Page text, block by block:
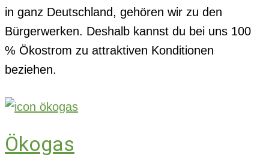
in ganz Deutschland, gehören wir zu den
Bürgerwerken. Deshalb kannst du bei uns 100
% Ökostrom zu attraktiven Konditionen
beziehen.
Ökogas